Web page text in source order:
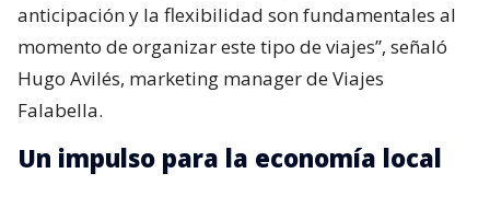
anticipación y la flexibilidad son fundamentales al
momento de organizar este tipo de viajes”, señaló
Hugo Avilés, marketing manager de Viajes
Falabella.
Un impulso para la economía local